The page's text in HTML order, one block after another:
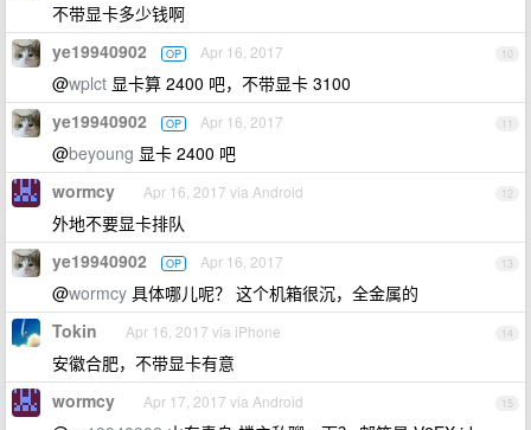
不带显卡多少钱啊
10
ye19940902 OP Apr 16, 2017
@wplct 显卡算 2400 吧，不带显卡 3100
11
ye19940902 OP Apr 16, 2017
@beyoung 显卡 2400 吧
12
wormcy Apr 16, 2017 via Android
外地不要显卡排队
13
ye19940902 OP Apr 16, 2017
@wormcy 具体哪儿呢？ 这个机箱很沉，全金属的
14
Tokin Apr 16, 2017 via iPhone
安徽合肥，不带显卡有意
15
wormcy Apr 17, 2017 via Android